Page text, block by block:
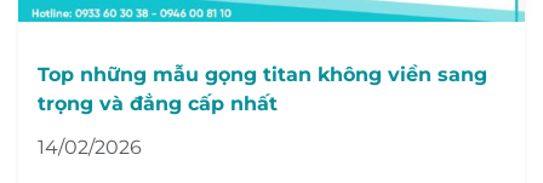
Top những mẫu gọng titan không viền sang
trọng và đẳng cấp nhất
14/02/2026